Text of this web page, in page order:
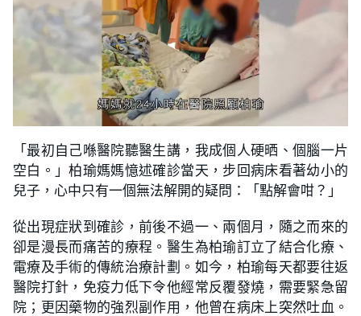
「最初自己喺醫院聽醫生講，我成個人硬晒、個腦一片
空白。」柏瑜媽媽憶述確診當天，步回病床看著幼小的
兒子，心中只有一個無法解開的疑問：「點解會咁？」
從出現症狀到確診，前後不過一、兩個月，隨之而來的
卻是漫長而痛苦的療程。醫生為柏瑜訂立了結合化療、
電療及手術的傳統治療計劃。如今，柏瑜每天都要往返
醫院打針，免疫力低下令他經常反覆發燒，需要緊急留
院；更因藥物的強烈副作用，他曾在病床上突然吐血。